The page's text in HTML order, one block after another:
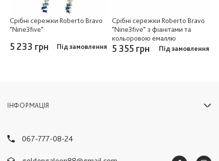
Срібні сережки Roberto Bravo
"Nine3five"
5 233 грн Під замовлення
Срібні сережки Roberto Bravo
"Nine3five" з фіанітами та
кольоровою емаллю
5 355 грн Під замовлення
ІНФОРМАЦІЯ
067-777-08-24